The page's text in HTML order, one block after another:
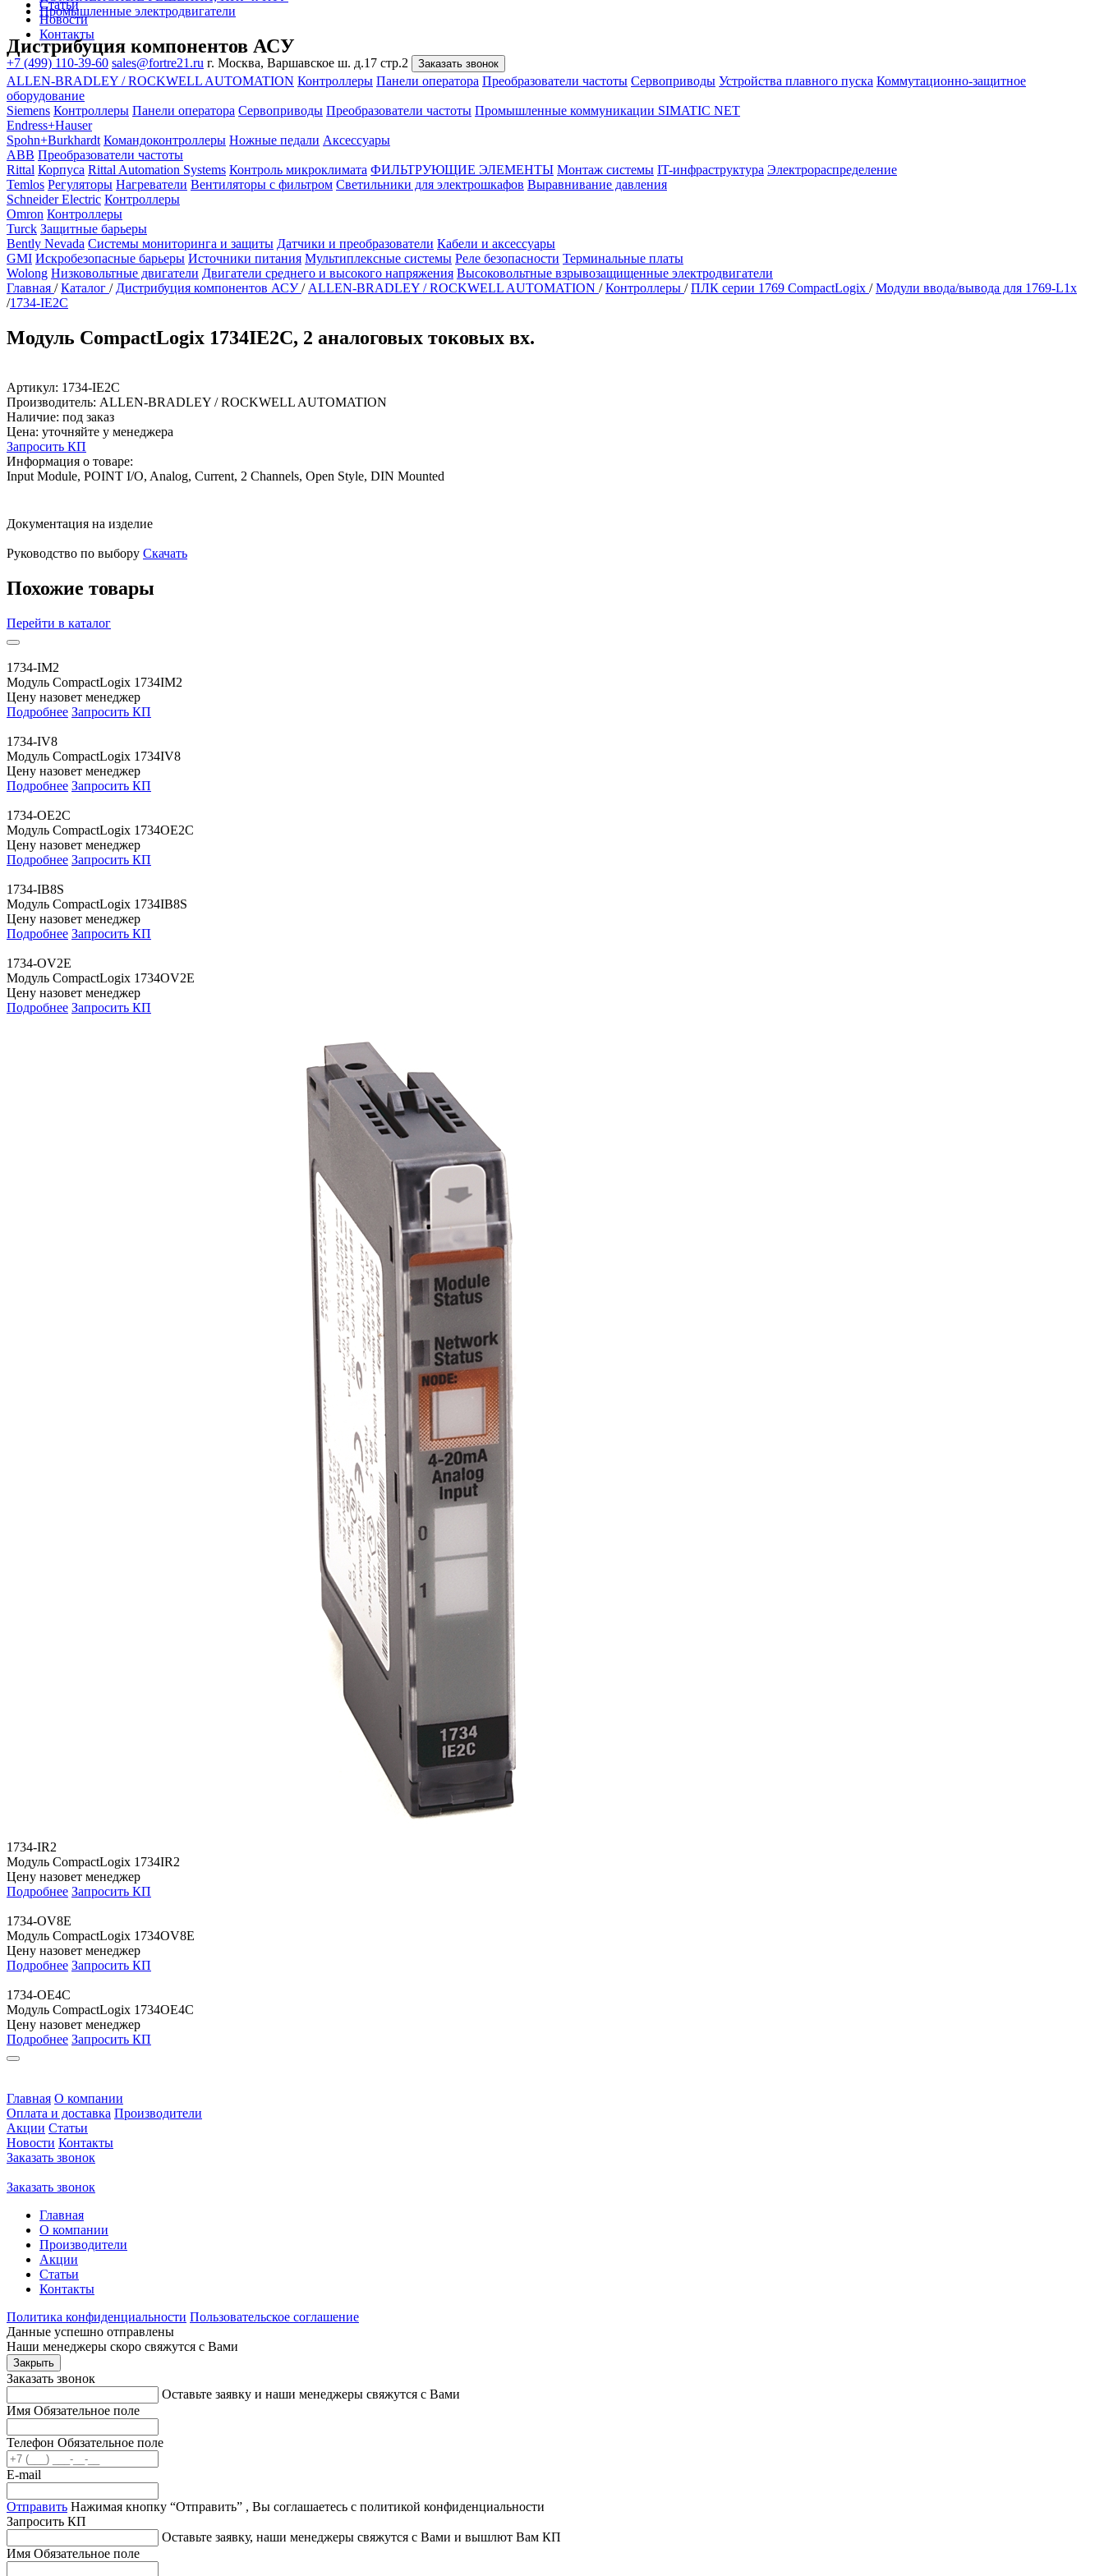
Статьи
Новости
Контакты
+7 (499) 110-39-60 sales@fortre21.ru г. Москва, Варшавское ш. д.17 стр.2 Заказать звонок
Промышленные электродвигатели
Дистрибуция компонентов АСУ
ALLEN-BRADLEY / ROCKWELL AUTOMATION Контроллеры Панели оператора Преобразователи частоты Сервоприводы Устройства плавного пуска Коммутационно-защитное
оборудование
Siemens Контроллеры Панели оператора Сервоприводы Преобразователи частоты Промышленные коммуникации SIMATIC NET
Endress+Hauser
Spohn+Burkhardt Командоконтроллеры Ножные педали Аксессуары
ABB Преобразователи частоты
Rittal Корпуса Rittal Automation Systems Контроль микроклимата ФИЛЬТРУЮЩИЕ ЭЛЕМЕНТЫ Монтаж системы IT-инфраструктура Электрораспределение
Temlos Регуляторы Нагреватели Вентиляторы с фильтром Светильники для электрошкафов Выравнивание давления
Schneider Electric Контроллеры
Omron Контроллеры
Turck Защитные барьеры
Bently Nevada Системы мониторинга и защиты Датчики и преобразователи Кабели и аксессуары
GMI Искробезопасные барьеры Источники питания Мультиплексные системы Реле безопасности Терминальные платы
Wolong Низковольтные двигатели Двигатели среднего и высокого напряжения Высоковольтные взрывозащищенные электродвигатели
Главная / Каталог / Дистрибуция компонентов АСУ / ALLEN-BRADLEY / ROCKWELL AUTOMATION / Контроллеры / ПЛК серии 1769 CompactLogix / Модули ввода/вывода для 1769-L1x
/1734-IE2C
Модуль CompactLogix 1734IE2C, 2 аналоговых токовых вх.
Артикул: 1734-IE2C
Производитель: ALLEN-BRADLEY / ROCKWELL AUTOMATION
Наличие: под заказ
Цена: уточняйте у менеджера
Запросить КП
Информация о товаре:
Input Module, POINT I/O, Analog, Current, 2 Channels, Open Style, DIN Mounted
Документация на изделие
Руководство по выбору Скачать
Похожие товары
Перейти в каталог
1734-IM2
Модуль CompactLogix 1734IM2
Цену назовет менеджер
Подробнее Запросить КП
1734-IV8
Модуль CompactLogix 1734IV8
Цену назовет менеджер
Подробнее Запросить КП
1734-OE2C
Модуль CompactLogix 1734OE2C
Цену назовет менеджер
Подробнее Запросить КП
1734-IB8S
Модуль CompactLogix 1734IB8S
Цену назовет менеджер
Подробнее Запросить КП
1734-OV2E
Модуль CompactLogix 1734OV2E
Цену назовет менеджер
Подробнее Запросить КП
1734-IR2
Модуль CompactLogix 1734IR2
Цену назовет менеджер
Подробнее Запросить КП
1734-OV8E
Модуль CompactLogix 1734OV8E
Цену назовет менеджер
Подробнее Запросить КП
1734-OE4C
Модуль CompactLogix 1734OE4C
Цену назовет менеджер
Подробнее Запросить КП
Главная О компании
Оплата и доставка Производители
Акции Статьи
Новости Контакты
Заказать звонок
Заказать звонок
Главная
О компании
Производители
Акции
Статьи
Контакты
Политика конфиденциальности Пользовательское соглашение
Данные успешно отправлены
Наши менеджеры скоро свяжутся с Вами
Закрыть
Заказать звонок
Оставьте заявку и наши менеджеры свяжутся с Вами
Имя Обязательное поле
Телефон Обязательное поле
E-mail
Отправить Нажимая кнопку “Отправить” , Вы соглашаетесь с политикой конфиденциальности
Запросить КП
Оставьте заявку, наши менеджеры свяжутся с Вами и вышлют Вам КП
Имя Обязательное поле